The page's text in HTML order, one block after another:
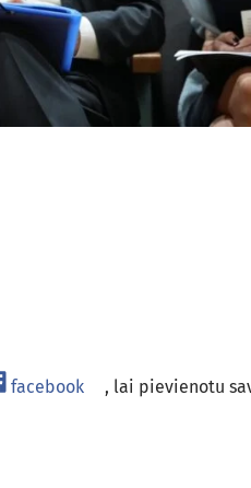
facebook , lai pievienotu